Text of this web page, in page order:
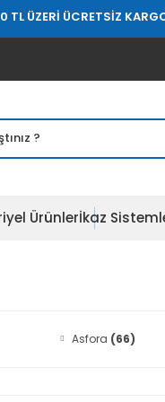
ÜCRETSİZ KARGO* 20
Ürünlerİkaz
Asfora (66)